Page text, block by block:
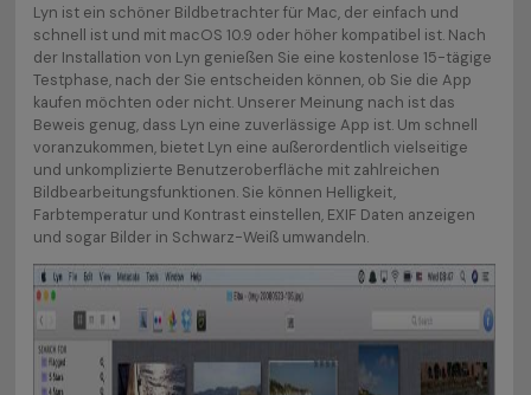
Lyn ist ein schöner Bildbetrachter für Mac, der einfach und
schnell ist und mit macOS 10.9 oder höher kompatibel ist. Nach
der Installation von Lyn genießen Sie eine kostenlose 15-tägige
Testphase, nach der Sie entscheiden können, ob Sie die App
kaufen möchten oder nicht. Unserer Meinung nach ist das
Beweis genug, dass Lyn eine zuverlässige App ist. Um schnell
voranzukommen, bietet Lyn eine außerordentlich vielseitige
und unkomplizierte Benutzeroberfläche mit zahlreichen
Bildbearbeitungsfunktionen. Sie können Helligkeit,
Farbtemperatur und Kontrast einstellen, EXIF Daten anzeigen
und sogar Bilder in Schwarz-Weiß umwandeln.